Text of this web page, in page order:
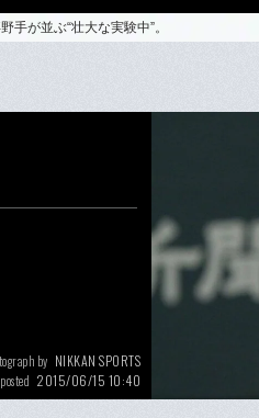
手が並ぶ“壮大な実験中”。
by NIKKAN SPORTS
posted 2015/06/15 10:40